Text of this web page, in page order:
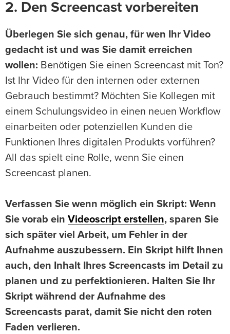
2. Den Screencast vorbereiten
Überlegen Sie sich genau, für wen Ihr Video
gedacht ist und was Sie damit erreichen
wollen: Benötigen Sie einen Screencast mit Ton?
Ist Ihr Video für den internen oder externen
Gebrauch bestimmt? Möchten Sie Kollegen mit
einem Schulungsvideo in einen neuen Workflow
einarbeiten oder potenziellen Kunden die
Funktionen Ihres digitalen Produkts vorführen?
All das spielt eine Rolle, wenn Sie einen
Screencast planen.
Verfassen Sie wenn möglich ein Skript: Wenn
Sie vorab ein Videoscript erstellen, sparen Sie
sich später viel Arbeit, um Fehler in der
Aufnahme auszubessern. Ein Skript hilft Ihnen
auch, den Inhalt Ihres Screencasts im Detail zu
planen und zu perfektionieren. Halten Sie Ihr
Skript während der Aufnahme des
Screencasts parat, damit Sie nicht den roten
Faden verlieren.